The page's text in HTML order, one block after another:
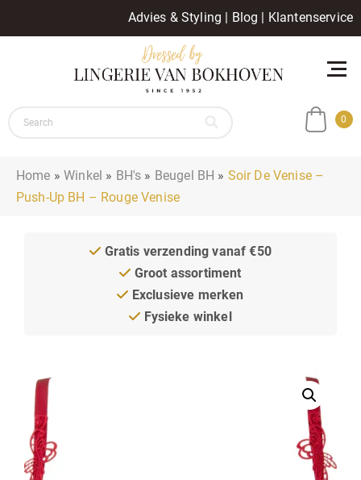
Advies & Styling | Blog | Klantenservice
0
Home »Winkel » BH's » Beugel BH » Soir De Venise –
Push-Up BH – Rouge Venise
Gratis verzending vanaf €50
Groot assortiment
Exclusieve merken
Fysieke winkel